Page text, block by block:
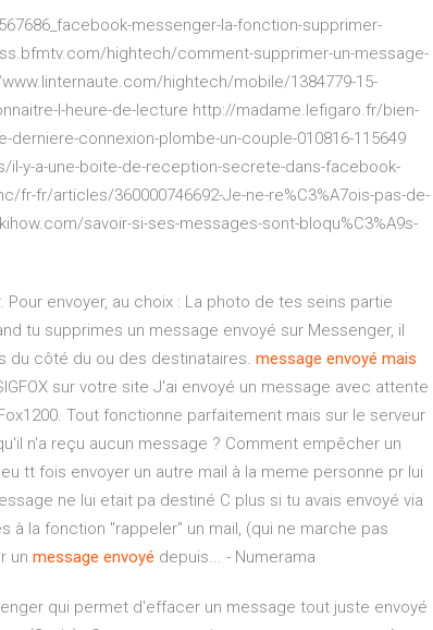
messenger-la-fonction-supprimer-
hightech/comment-supprimer-un-message-
hightech/mobile/1384779-15-
l-heure-de-lecture http://madame.lefigaro.fr/bien-
connexion-plombe-un-couple-010816-115649
y-a-une-boite-de-reception-secrete-dans-facebook-
fr/articles/360000746692-Je-ne-re%C3%A7ois-pas-de-
savoir-si-ses-messages-sont-bloqu%C3%A9s-
envoyer, au choix : La photo de tes seins partie
tu supprimes un message envoyé sur Messenger, il
du côté du ou des destinataires. message envoyé mais
sur votre site J'ai envoyé un message avec attente
Tout fonctionne parfaitement mais sur le serveur
n'a reçu aucun message ? Comment empêcher un
tt fois envoyer un autre mail à la meme personne pr lui
ne lui etait pa destiné C plus si tu avais envoyé via
à la fonction "rappeler" un mail, (qui ne marche pas
un message envoyé depuis... - Numerama
qui permet d'effacer un message tout juste envoyé